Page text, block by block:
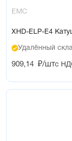
EMC
XHD-ELP-E4
Удалённый
909,14 ₽/штс